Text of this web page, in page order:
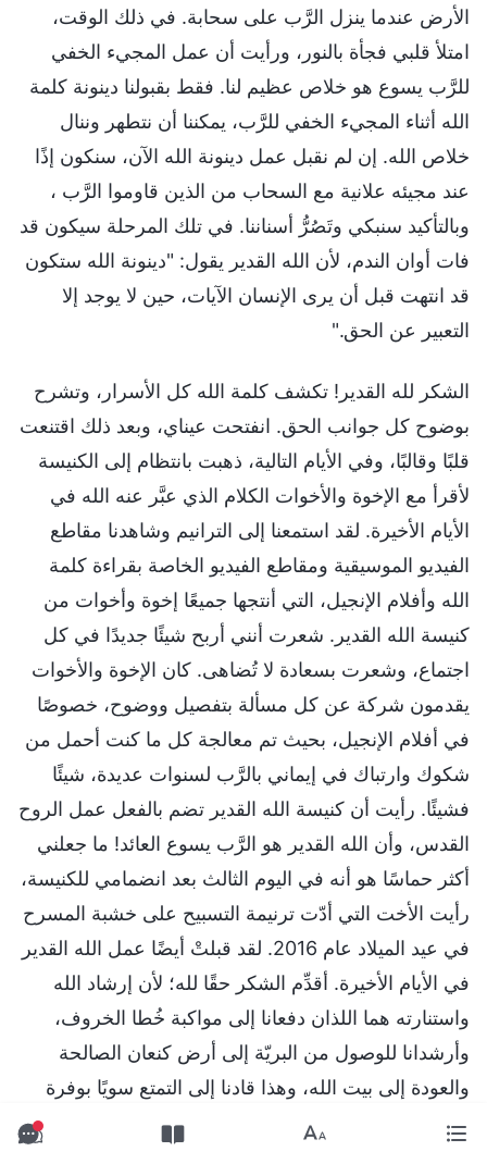
الأرض عندما ينزل الرَّب على سحابة. في ذلك الوقت،
امتلأ قلبي فجأة بالنور، ورأيت أن عمل المجيء الخفي
للرَّب يسوع هو خلاص عظيم لنا. فقط بقبولنا دينونة كلمة
الله أثناء المجيء الخفي للرَّب، يمكننا أن نتطهر وننال
خلاص الله. إن لم نقبل عمل دينونة الله الآن، سنكون إذًا
عند مجيئه علانية مع السحاب من الذين قاوموا الرَّب ،
وبالتأكيد سنبكي وتَصُرُّ أسناننا. في تلك المرحلة سيكون قد
فات أوان الندم، لأن الله القدير يقول: "دينونة الله ستكون
قد انتهت قبل أن يرى الإنسان الآيات، حين لا يوجد إلا
التعبير عن الحق."
الشكر لله القدير! تكشف كلمة الله كل الأسرار، وتشرح
بوضوح كل جوانب الحق. انفتحت عيناي، وبعد ذلك اقتنعت
قلبًا وقالبًا، وفي الأيام التالية، ذهبت بانتظام إلى الكنيسة
لأقرأ مع الإخوة والأخوات الكلام الذي عبَّر عنه الله في
الأيام الأخيرة. لقد استمعنا إلى الترانيم وشاهدنا مقاطع
الفيديو الموسيقية ومقاطع الفيديو الخاصة بقراءة كلمة
الله وأفلام الإنجيل، التي أنتجها جميعًا إخوة وأخوات من
كنيسة الله القدير. شعرت أنني أربح شيئًا جديدًا في كل
اجتماع، وشعرت بسعادة لا تُضاهى. كان الإخوة والأخوات
يقدمون شركة عن كل مسألة بتفصيل ووضوح، خصوصًا
في أفلام الإنجيل، بحيث تم معالجة كل ما كنت أحمل من
شكوك وارتباك في إيماني بالرَّب لسنوات عديدة، شيئًا
فشيئًا. رأيت أن كنيسة الله القدير تضم بالفعل عمل الروح
القدس، وأن الله القدير هو الرَّب يسوع العائد! ما جعلني
أكثر حماسًا هو أنه في اليوم الثالث بعد انضمامي للكنيسة،
رأيت الأخت التي أدّت ترنيمة التسبيح على خشبة المسرح
في عيد الميلاد عام 2016. لقد قبلتْ أيضًا عمل الله القدير
في الأيام الأخيرة. أقدِّم الشكر حقًا لله؛ لأن إرشاد الله
واستنارته هما اللذان دفعانا إلى مواكبة خُطا الخروف،
وأرشدانا للوصول من البريّة إلى أرض كنعان الصالحة
والعودة إلى بيت الله، وهذا قادنا إلى التمتع سويًا بوفرة
ومؤونة كلمات الله في الحياة معه!